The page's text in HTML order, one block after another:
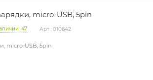
micro-USB, 5pin
47 Арт.: 010642
micro-USB, 5pin